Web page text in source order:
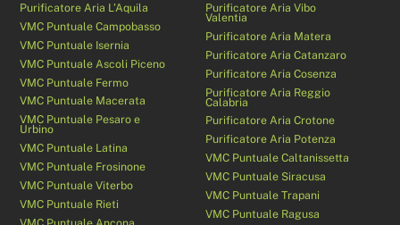
Purificatore Aria L’Aquila
VMC Puntuale Campobasso
VMC Puntuale Isernia
VMC Puntuale Ascoli Piceno
VMC Puntuale Fermo
VMC Puntuale Macerata
VMC Puntuale Pesaro e
Urbino
VMC Puntuale Latina
VMC Puntuale Frosinone
VMC Puntuale Viterbo
VMC Puntuale Rieti
Purificatore Aria Vibo
Valentia
Purificatore Aria Matera
Purificatore Aria Catanzaro
Purificatore Aria Cosenza
Purificatore Aria Reggio
Calabria
Purificatore Aria Crotone
Purificatore Aria Potenza
VMC Puntuale Caltanissetta
VMC Puntuale Siracusa
VMC Puntuale Trapani
VMC Puntuale Ragusa